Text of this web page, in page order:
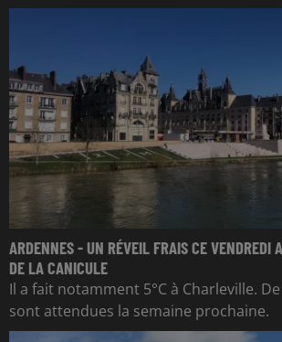
ARDENNES - UN RÉVEIL FRAIS CE VENDREDI
DE LA CANICULE
Il a fait notamment 5°C à Charleville.
sont attendues la semaine prochaine.